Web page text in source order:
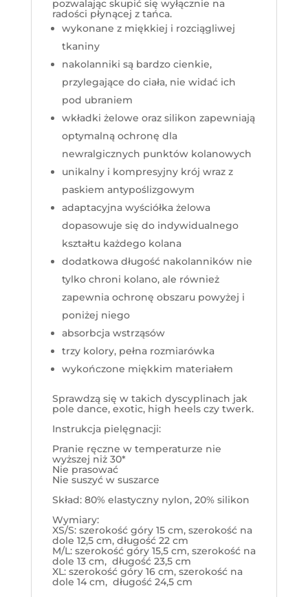
pozwalając skupić się wyłącznie na
radości płynącej z tańca.
wykonane z miękkiej i rozciągliwej
tkaniny
nakolanniki są bardzo cienkie,
przylegające do ciała, nie widać ich
pod ubraniem
wkładki żelowe oraz silikon zapewniają
optymalną ochronę dla
newralgicznych punktów kolanowych
unikalny i kompresyjny krój wraz z
paskiem antypoślizgowym
adaptacyjna wyściółka żelowa
dopasowuje się do indywidualnego
kształtu każdego kolana
dodatkowa długość nakolanników nie
tylko chroni kolano, ale również
zapewnia ochronę obszaru powyżej i
poniżej niego
absorbcja wstrząsów
trzy kolory, pełna rozmiarówka
wykończone miękkim materiałem
Sprawdzą się w takich dyscyplinach jak
pole dance, exotic, high heels czy twerk.
Instrukcja pielęgnacji:
Pranie ręczne w temperaturze nie
wyższej niż 30*
Nie prasować
Nie suszyć w suszarce
Skład: 80% elastyczny nylon, 20% silikon
Wymiary:
XS/S: szerokość góry 15 cm, szerokość na
dole 12,5 cm, długość 22 cm
M/L: szerokość góry 15,5 cm, szerokość na
dole 13 cm, długość 23,5 cm
XL: szerokość góry 16 cm, szerokość na
dole 14 cm, długość 24,5 cm